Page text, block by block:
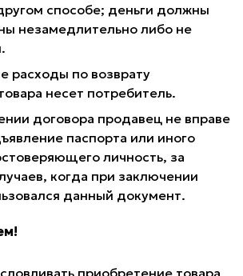
способе; деньги должны
незамедлительно либо не
расходы по возврату
несет потребитель.
договора продавец не вправе
паспорта или иного
личность, за
когда при заключении
данный документ.